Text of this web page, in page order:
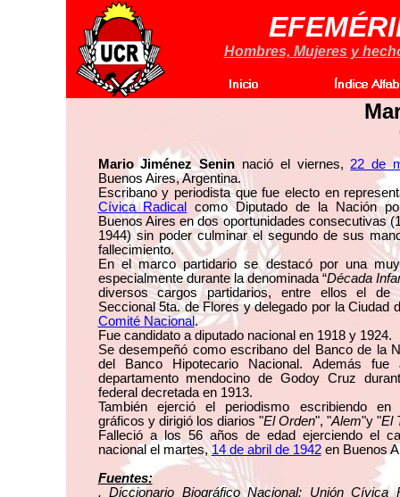
Hombres, Mujeres y
Mario Jiménez Senin nació el viernes, 22 de
Buenos Aires, Argentina.
Escribano y periodista que fue electo en
Cívica Radical
como Diputado de la Nación
Buenos Aires en dos oportunidades consecutivas
1944) sin poder culminar el segundo de sus
fallecimiento.
En el marco partidario se destacó por una
especialmente durante la denominada “Década
diversos cargos partidarios, entre ellos el de
Seccional 5ta. de Flores y delegado por la Ciudad
Comité Nacional.
Fue candidato a diputado nacional en 1918 y 1924.
Se desempeñó como escribano del Banco de la
del Banco Hipotecario Nacional. Además fue
departamento mendocino de Godoy Cruz
federal decretada en 1913.
También ejerció el periodismo escribiendo en
gráficos y dirigió los diarios "El Orden", "Alem"y "El
Falleció a los 56 años de edad ejerciendo el
nacional el martes,14 de abril de 1942en Buenos
Fuentes:
. Diccionario Biográfico Nacional: Unión Cívica